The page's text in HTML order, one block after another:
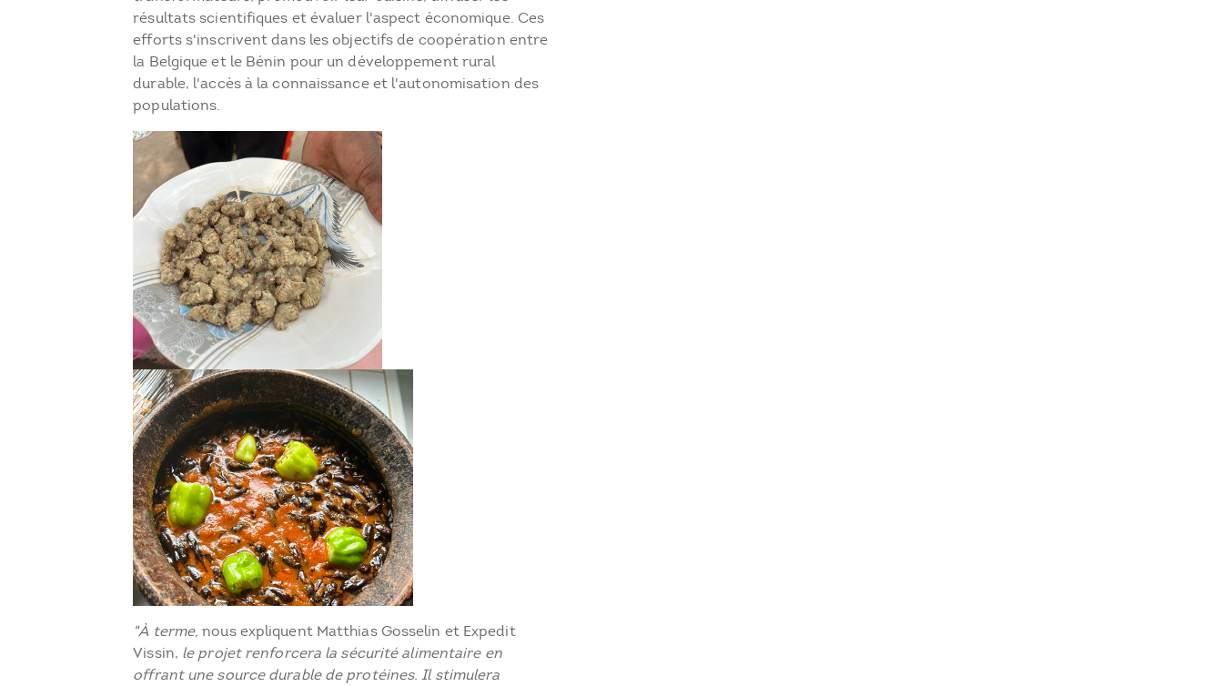
résultats scientifiques et évaluer l'aspect économique. Ces
efforts s'inscrivent dans les objectifs de coopération entre
la Belgique et le Bénin pour un développement rural
durable, l'accès à la connaissance et l'autonomisation des
populations.
"À terme, nous expliquent Matthias Gosselin et Expedit
Vissin, le projet renforcera la sécurité alimentaire en
offrant une source durable de protéines. Il stimulera